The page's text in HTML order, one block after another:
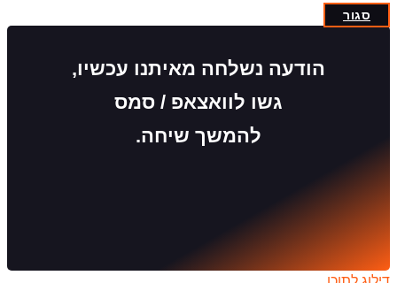
סגור
הודעה נשלחה מאיתנו עכשיו,
גשו לוואצאפ / סמס
להמשך שיחה.